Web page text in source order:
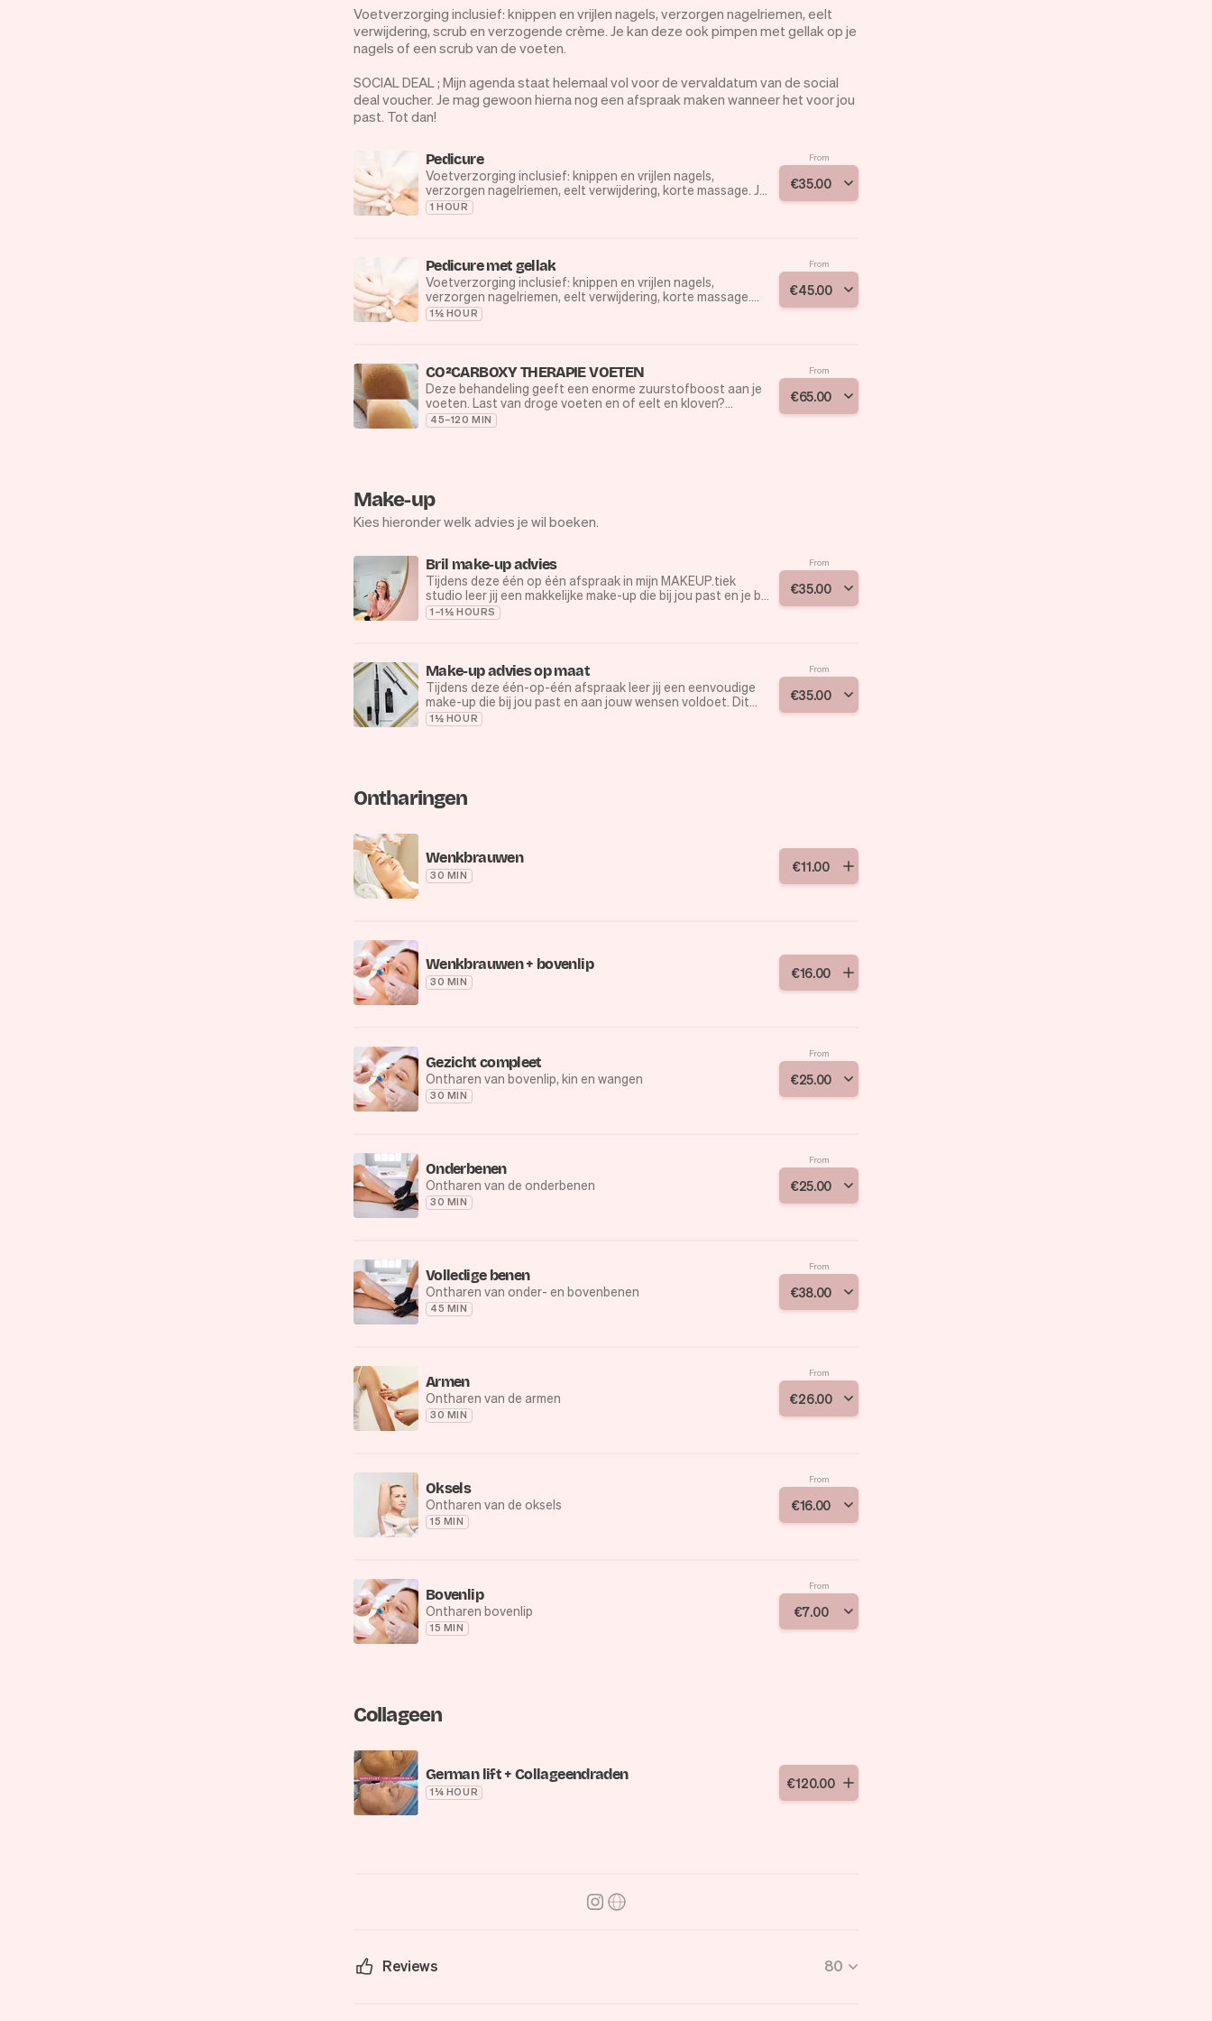
Voetverzorging inclusief: knippen en vrijlen nagels, verzorgen nagelriemen, eelt
verwijdering, scrub en verzogende crème. Je kan deze ook pimpen met gellak op je
nagels of een scrub van de voeten.
SOCIAL DEAL ; Mijn agenda staat helemaal vol voor de vervaldatum van de social
deal voucher. Je mag gewoon hierna nog een afspraak maken wanneer het voor jou
past. Tot dan!
Pedicure
Voetverzorging inclusief: knippen en vrijlen nagels,
verzorgen nagelriemen, eelt verwijdering, korte massage. Je
kan deze ook pimpen met gellak op je nagels of een scrub
van de voeten.(Zie andere opties)
1 HOUR
From
€35.00
Pedicure met gellak
Voetverzorging inclusief: knippen en vrijlen nagels,
verzorgen nagelriemen, eelt verwijdering, korte massage.
Inclusief gellak op de teennagels.
1½ HOUR
From
€45.00
CO²CARBOXY THERAPIE VOETEN
Deze behandeling geeft een enorme zuurstofboost aan je
voeten. Last van droge voeten en of eelt en kloven?
Dan is deze behandeling ideaal voor jou! Het resultaat is
zachte en mooie voeten die klaar zijn voor de lente/zomer
45–120 MIN
From
€65.00
Make-up
Kies hieronder welk advies je wil boeken.
Bril make-up advies
Tijdens deze één op één afspraak in mijn MAKEUP.tiek
studio leer jij een makkelijke make-up die bij jou past en je bril
past. Dit kan een dag of avond make-up zijn.
Ikzelf heb al 8 jaar ervaring in de optiek wereld en kan je
helpen met je make-up te matchen aan je montuur.
Samen zoeken we de perfecte look. 💟
1–1½ HOURS
From
€35.00
Make-up advies op maat
Tijdens deze één-op-één afspraak leer jij een eenvoudige
make-up die bij jou past en aan jouw wensen voldoet. Dit
kan zowel dag- als avondmake-up zijn, afhankelijk van wat jij
graag wilt leren.
1½ HOUR
From
€35.00
Ontharingen
Wenkbrauwen
30 MIN
€11.00
Wenkbrauwen + bovenlip
30 MIN
€16.00
Gezicht compleet
Ontharen van bovenlip, kin en wangen
30 MIN
From
€25.00
Onderbenen
Ontharen van de onderbenen
30 MIN
From
€25.00
Volledige benen
Ontharen van onder- en bovenbenen
45 MIN
From
€38.00
Armen
Ontharen van de armen
30 MIN
From
€26.00
Oksels
Ontharen van de oksels
15 MIN
From
€16.00
Bovenlip
Ontharen bovenlip
15 MIN
From
€7.00
Collageen
German lift + Collageendraden
1¼ HOUR
€120.00
Reviews 80